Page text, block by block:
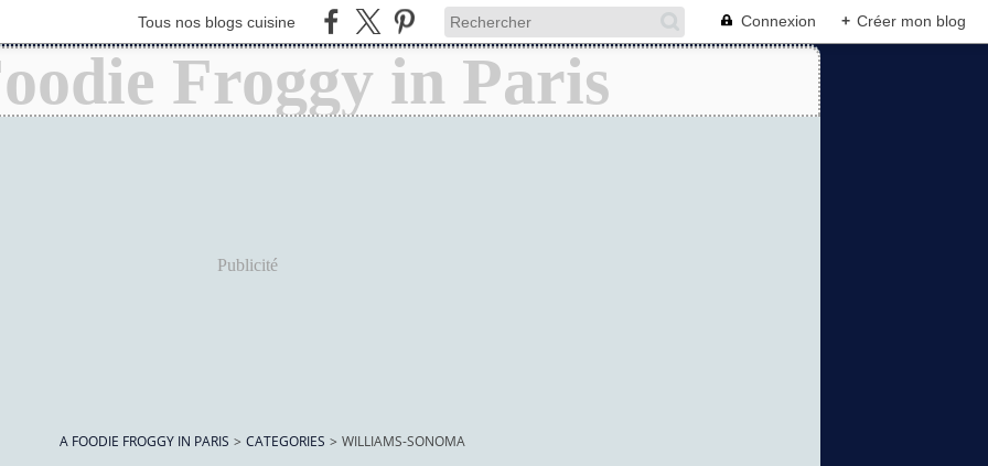
Tous nos blogs cuisine Connexion + Créer mon blog
Publicité
A FOODIE FROGGY IN PARIS > CATEGORIES > WILLIAMS-SONOMA